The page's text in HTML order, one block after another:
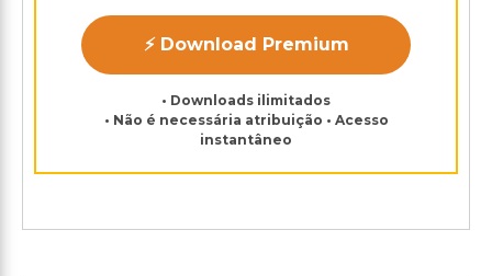
⚡ Download Premium
• Downloads ilimitados
• Não é necessária atribuição • Acesso
instantâneo